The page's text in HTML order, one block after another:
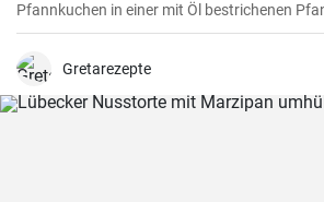
Pfannkuchen in einer mit Öl bestrichenen
braten.
Gretarezepte